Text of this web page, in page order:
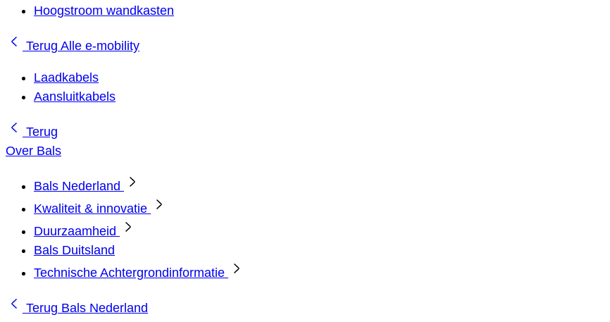
Hoogstroom wandkasten
Terug Alle e-mobility
Laadkabels
Aansluitkabels
Terug
Over Bals
Bals Nederland
Kwaliteit & innovatie
Duurzaamheid
Bals Duitsland
Technische Achtergrondinformatie
Terug Bals Nederland